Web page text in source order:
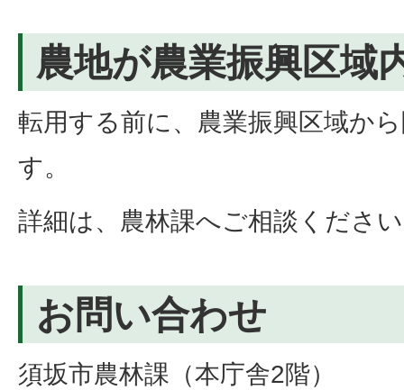
農地が農業振興区域
転用する前に、農業振興区域か
す。
詳細は、農林課へご相談くださ
お問い合わせ
須坂市農林課（本庁舎2階）